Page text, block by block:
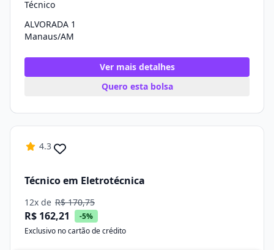
Técnico
ALVORADA 1
Manaus/AM
Ver mais detalhes
Quero esta bolsa
4.3
Técnico em Eletrotécnica
12x de R$ 170,75
R$ 162,21
-5%
Exclusivo no cartão de crédito